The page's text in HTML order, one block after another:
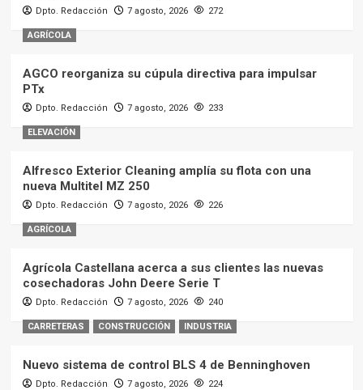
Dpto. Redacción 7 agosto, 2026 272
AGRÍCOLA
AGCO reorganiza su cúpula directiva para impulsar
PTx
Dpto. Redacción 7 agosto, 2026 233
ELEVACIÓN
Alfresco Exterior Cleaning amplía su flota con una
nueva Multitel MZ 250
Dpto. Redacción 7 agosto, 2026 226
AGRÍCOLA
Agrícola Castellana acerca a sus clientes las nuevas
cosechadoras John Deere Serie T
Dpto. Redacción 7 agosto, 2026 240
CARRETERAS CONSTRUCCIÓN INDUSTRIA
Nuevo sistema de control BLS 4 de Benninghoven
Dpto. Redacción 7 agosto, 2026 224